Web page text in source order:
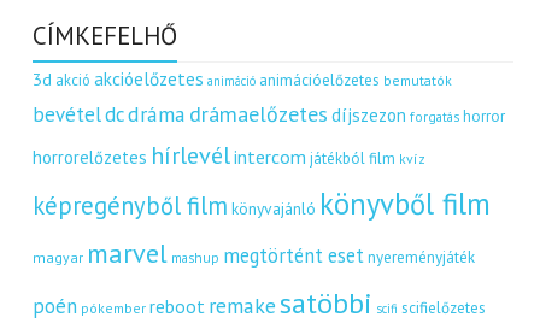
CÍMKEFELHŐ
3d akció akcióelőzetes animáció animációelőzetes bemutatók
bevételdcdráma drámaelőzetes díjszezon forgatás horror
horrorelőzetes hírlevélintercom játékból film kvíz
képregényből film könyvajánló könyvből film
magyar marvel mashup megtörtént eset nyereményjáték
poén pókember reboot remakesatöbbi scifi scifielőzetes